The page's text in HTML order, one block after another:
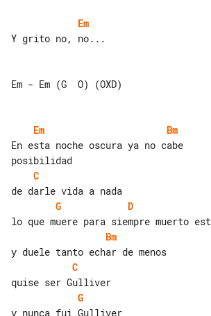
Em
Y grito no, no...
Em - Em (G  O) (OXD)
Em
Bm
En esta noche oscura ya no cabe
C
G
D
Bm
C
G
y nunca fui Gulliver